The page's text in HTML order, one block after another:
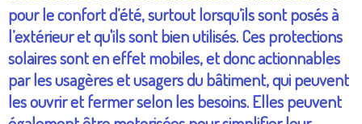
pour le confort d’été, surtout lorsqu’ils sont posés à
l’extérieur et qu'ils sont bien utilisés. Ces protections
solaires sont en effet mobiles, et donc actionnables
par les usagères et usagers du bâtiment, qui peuvent
les ouvrir et fermer selon les besoins. Elles peuvent